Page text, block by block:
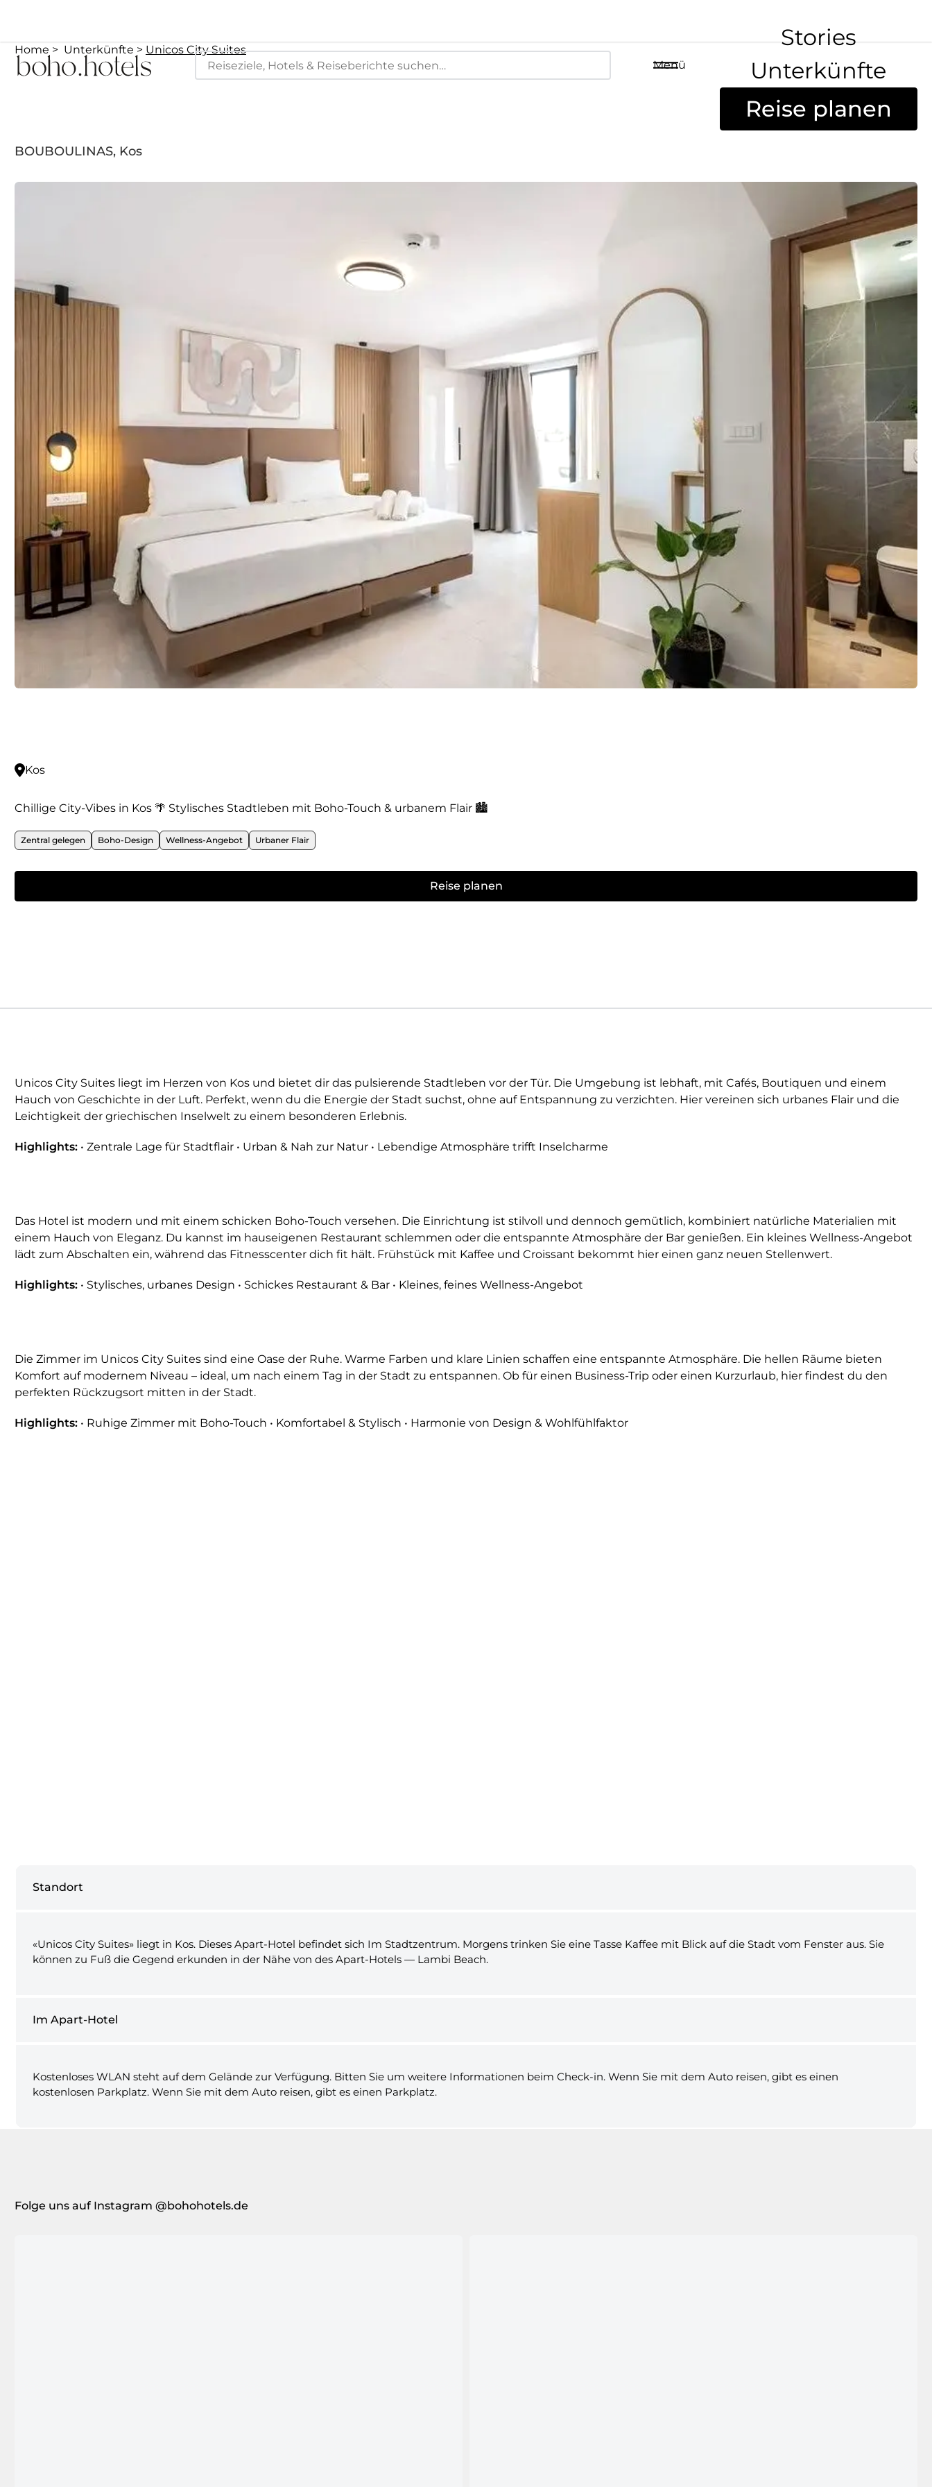
Menü
Stories
Unterkünfte
Reise planen
Home Unterkünfte Unicos City Suites
BOUBOULINAS, Kos
Kos
Chillige City-Vibes in Kos 🌴 Stylisches Stadtleben mit Boho-Touch & urbanem Flair 🏙️
Zentral gelegen Boho-Design Wellness-Angebot Urbaner Flair
Reise planen
Unicos City Suites liegt im Herzen von Kos und bietet dir das pulsierende Stadtleben vor der Tür. Die Umgebung ist lebhaft, mit Cafés, Boutiquen und einem
Hauch von Geschichte in der Luft. Perfekt, wenn du die Energie der Stadt suchst, ohne auf Entspannung zu verzichten. Hier vereinen sich urbanes Flair und die
Leichtigkeit der griechischen Inselwelt zu einem besonderen Erlebnis.
Highlights: • Zentrale Lage für Stadtflair • Urban & Nah zur Natur • Lebendige Atmosphäre trifft Inselcharme
Das Hotel ist modern und mit einem schicken Boho-Touch versehen. Die Einrichtung ist stilvoll und dennoch gemütlich, kombiniert natürliche Materialien mit
einem Hauch von Eleganz. Du kannst im hauseigenen Restaurant schlemmen oder die entspannte Atmosphäre der Bar genießen. Ein kleines Wellness-Angebot
lädt zum Abschalten ein, während das Fitnesscenter dich fit hält. Frühstück mit Kaffee und Croissant bekommt hier einen ganz neuen Stellenwert.
Highlights: • Stylisches, urbanes Design • Schickes Restaurant & Bar • Kleines, feines Wellness-Angebot
Die Zimmer im Unicos City Suites sind eine Oase der Ruhe. Warme Farben und klare Linien schaffen eine entspannte Atmosphäre. Die hellen Räume bieten
Komfort auf modernem Niveau – ideal, um nach einem Tag in der Stadt zu entspannen. Ob für einen Business-Trip oder einen Kurzurlaub, hier findest du den
perfekten Rückzugsort mitten in der Stadt.
Highlights: • Ruhige Zimmer mit Boho-Touch • Komfortabel & Stylisch • Harmonie von Design & Wohlfühlfaktor
Standort
«Unicos City Suites» liegt in Kos. Dieses Apart-Hotel befindet sich Im Stadtzentrum. Morgens trinken Sie eine Tasse Kaffee mit Blick auf die Stadt vom Fenster aus. Sie
können zu Fuß die Gegend erkunden in der Nähe von des Apart-Hotels — Lambi Beach.
Im Apart-Hotel
Kostenloses WLAN steht auf dem Gelände zur Verfügung. Bitten Sie um weitere Informationen beim Check-in. Wenn Sie mit dem Auto reisen, gibt es einen
kostenlosen Parkplatz. Wenn Sie mit dem Auto reisen, gibt es einen Parkplatz.
Folge uns auf Instagram @bohohotels.de